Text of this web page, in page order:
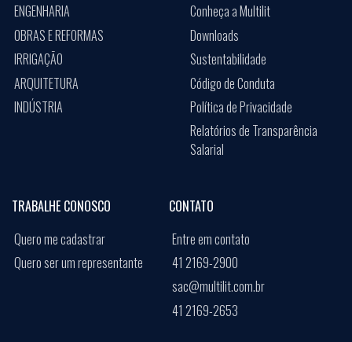
ENGENHARIA
OBRAS E REFORMAS
IRRIGAÇÃO
ARQUITETURA
INDÚSTRIA
Conheça a Multilit
Downloads
Sustentabilidade
Código de Conduta
Política de Privacidade
Relatórios de Transparência
Salarial
TRABALHE CONOSCO
Quero me cadastrar
Quero ser um representante
CONTATO
Entre em contato
41 2169-2900
sac@multilit.com.br
41 2169-2653